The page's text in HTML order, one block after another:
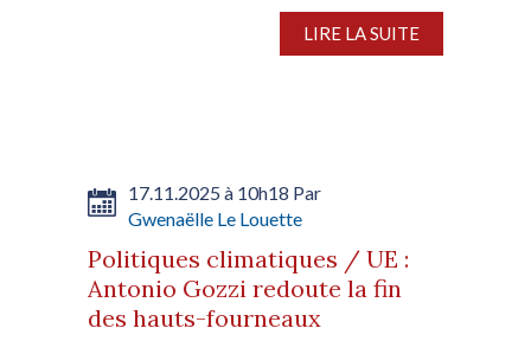
de l’UE, visant à prendre des mesures
urgentes en faveur d’un allègement des prix
LIRE LA SUITE
17.11.2025 à 10h18 Par
Gwenaëlle Le Louette
Politiques climatiques / UE :
Antonio Gozzi redoute la fin
des hauts-fourneaux